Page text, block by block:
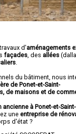
d'aménagements
façades , des allées
du bâtiment, nous
de Ponet-et-Saint-
de maisons et de
ancienne à Ponet-et-
uneentreprise de
d'état ?